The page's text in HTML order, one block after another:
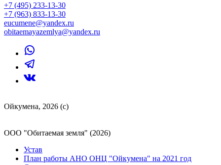
+7 (495) 233-13-30
+7 (963) 833-13-30
eucumene@yandex.ru
obitaemayazemlya@yandex.ru
Ойкумена, 2026 (с)
ООО "Обитаемая земля" (2026)
Устав
План работы АНО ОНЦ "Ойкумена" на 2021 год